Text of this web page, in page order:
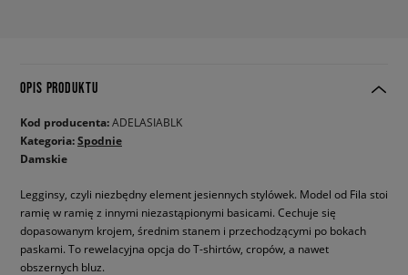
OPIS PRODUKTU
Kod producenta:ADELASIABLK
Kategoria:Spodnie
Damskie
Legginsy, czyli niezbędny element jesiennych stylówek. Model od Fila stoi
ramię w ramię z innymi niezastąpionymi basicami. Cechuje się
dopasowanym krojem, średnim stanem i przechodzącymi po bokach
paskami. To rewelacyjna opcja do T-shirtów, cropów, a nawet
obszernych bluz.